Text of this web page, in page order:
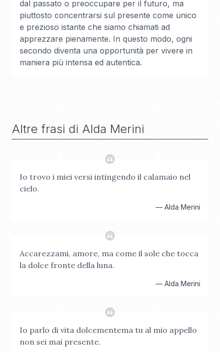
dal passato o preoccupare per il futuro, ma
piuttosto concentrarsi sul presente come unico
e prezioso istante che siamo chiamati ad
apprezzare pienamente. In questo modo, ogni
secondo diventa una opportunità per vivere in
maniera più intensa ed autentica.
Altre frasi di Alda Merini
Io trovo i miei versi intingendo il calamaio nel
cielo.
— Alda Merini
Accarezzami, amore, ma come il sole che tocca
la dolce fronte della luna.
— Alda Merini
Io parlo di vita dolcementema tu al mio appello
non sei mai presente.